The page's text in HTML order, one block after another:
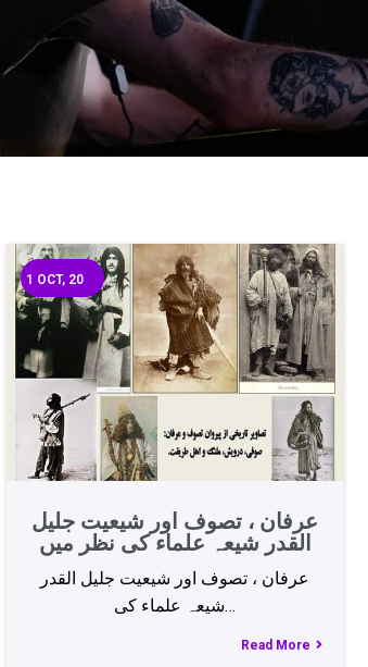
عرفان ، تصوف اور شیعیت جلیل
القدر شیعہ علماء کی نظر میں
1 OCT, 20
عرفان ، تصوف اور شیعیت جلیل القدر
شیعہ علماء کی…
Read More